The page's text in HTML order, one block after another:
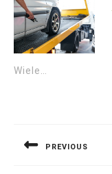
Wiele…
PREVIOUS